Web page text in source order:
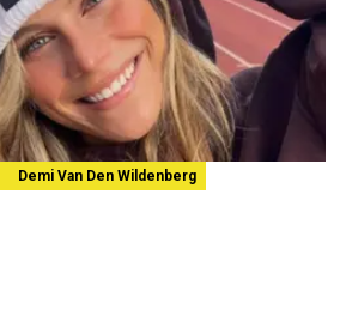
Demi Van Den Wildenberg